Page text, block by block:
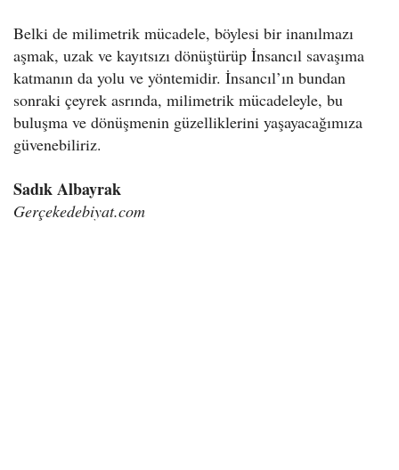
Belki de milimetrik mücadele, böylesi bir inanılmazı
aşmak, uzak ve kayıtsızı dönüştürüp İnsancıl savaşıma
katmanın da yolu ve yöntemidir. İnsancıl’ın bundan
sonraki çeyrek asrında, milimetrik mücadeleyle, bu
buluşma ve dönüşmenin güzelliklerini yaşayacağımıza
güvenebiliriz.
Sadık Albayrak
Gerçekedebiyat.com